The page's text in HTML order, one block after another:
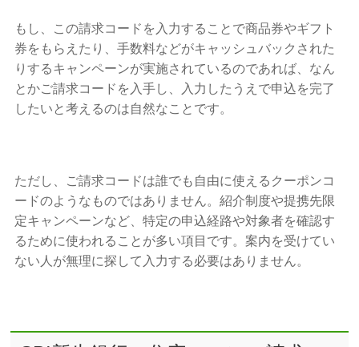
もし、この請求コードを入力することで商品券やギフト
券をもらえたり、手数料などがキャッシュバックされた
りするキャンペーンが実施されているのであれば、なん
とかご請求コードを入手し、入力したうえで申込を完了
したいと考えるのは自然なことです。
ただし、ご請求コードは誰でも自由に使えるクーポンコ
ードのようなものではありません。紹介制度や提携先限
定キャンペーンなど、特定の申込経路や対象者を確認す
るために使われることが多い項目です。案内を受けてい
ない人が無理に探して入力する必要はありません。